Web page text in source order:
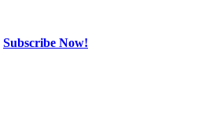
Subscribe Now!